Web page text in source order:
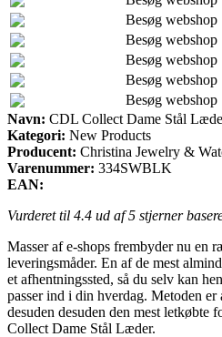
Besøg webshop
Besøg webshop
Besøg webshop
Besøg webshop
Besøg webshop
Navn: CDL Collect Dame Stål
Kategori: New Products
Producent: Christina Jewelry &
Varenummer: 334SWBLK
EAN:
Vurderet til 4.4 ud af 5 stjerner
Masser af e-shops frembyder nu en
leveringsmåder. En af de mest
et afhentningssted, så du selv kan
passer ind i din hverdag. Metoden er
desuden desuden den mest
Collect Dame Stål Læder.